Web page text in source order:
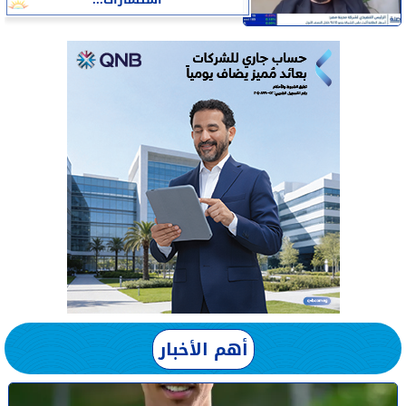
أهم الأخبار